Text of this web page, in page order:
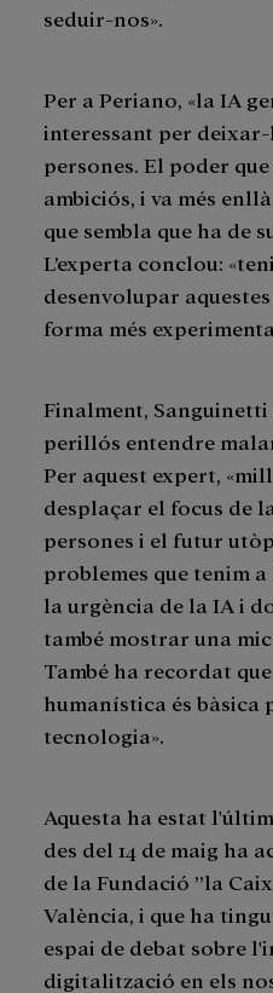
seduir-nos».
Per a Periano, «la IA
interessant per
persones. El poder
ambiciós, i va més
que sembla que ha de
L’experta conclou:
desenvolupar
forma més
Finalment, Sanguinetti
perillós entendre
Per aquest expert,
desplaçar el focus de
persones i el futur
problemes que tenim
la urgència de la IA i
també mostrar una
També ha recordat
humanística és bàsica
tecnologia».
Aquesta ha estat
des del 14 de maig ha
de la Fundació ”la
València, i que ha
espai de debat sobre
digitalització en els